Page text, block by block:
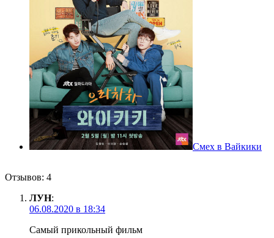
Смех в Вайкики
Отзывов: 4
ЛУН:
06.08.2020 в 18:34
Самый прикольный фильм